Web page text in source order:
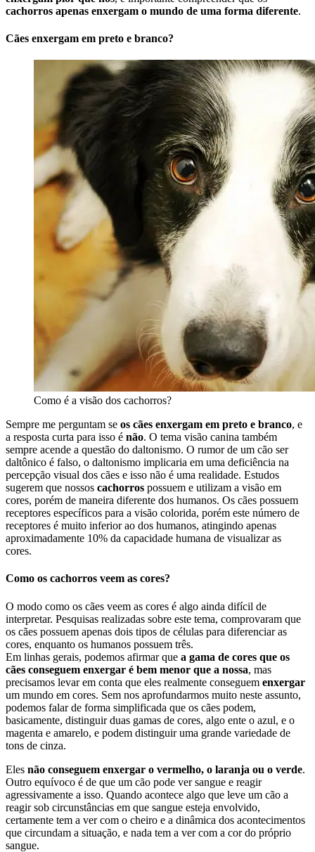
cachorros apenas enxergam o mundo de uma forma diferente.
Cães enxergam em preto e branco?
Como é a visão dos cachorros?
Sempre me perguntam se os cães enxergam em preto e branco, e
a resposta curta para isso é não. O tema visão canina também
sempre acende a questão do daltonismo. O rumor de um cão ser
daltônico é falso, o daltonismo implicaria em uma deficiência na
percepção visual dos cães e isso não é uma realidade. Estudos
sugerem que nossos cachorros possuem e utilizam a visão em
cores, porém de maneira diferente dos humanos. Os cães possuem
receptores específicos para a visão colorida, porém este número de
receptores é muito inferior ao dos humanos, atingindo apenas
aproximadamente 10% da capacidade humana de visualizar as
cores.
Como os cachorros veem as cores?
O modo como os cães veem as cores é algo ainda difícil de
interpretar. Pesquisas realizadas sobre este tema, comprovaram que
os cães possuem apenas dois tipos de células para diferenciar as
cores, enquanto os humanos possuem três.
Em linhas gerais, podemos afirmar que a gama de cores que os
cães conseguem enxergar é bem menor que a nossa, mas
precisamos levar em conta que eles realmente conseguem enxergar
um mundo em cores. Sem nos aprofundarmos muito neste assunto,
podemos falar de forma simplificada que os cães podem,
basicamente, distinguir duas gamas de cores, algo ente o azul, e o
magenta e amarelo, e podem distinguir uma grande variedade de
tons de cinza.
Eles não conseguem enxergar o vermelho, o laranja ou o verde.
Outro equívoco é de que um cão pode ver sangue e reagir
agressivamente a isso. Quando acontece algo que leve um cão a
reagir sob circunstâncias em que sangue esteja envolvido,
certamente tem a ver com o cheiro e a dinâmica dos acontecimentos
que circundam a situação, e nada tem a ver com a cor do próprio
sangue.